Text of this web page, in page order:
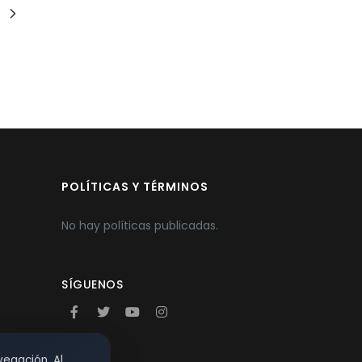
POLÍTICAS Y TÉRMINOS
No hay políticas publicadas.
SÍGUENOS